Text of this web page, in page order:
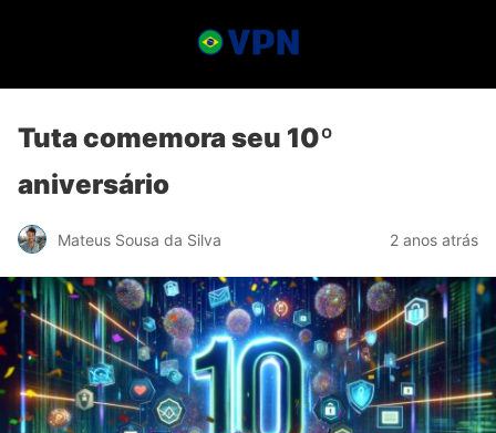
Tuta comemora seu 10º
aniversário
Mateus Sousa da Silva 2 anos atrás